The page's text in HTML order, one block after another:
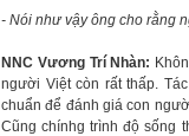
- Nói như vậy ông cho rằng
NNC Vương Trí Nhàn:
người Việt còn rất thấp.
chuẩn để đánh giá con
Cũng chínhg trình độ sống